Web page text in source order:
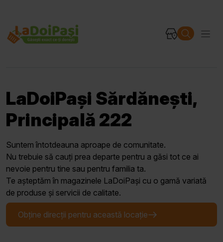
LaDoiPași Sărdănești,
Principală 222
Suntem întotdeauna aproape de comunitate.
Nu trebuie să cauți prea departe pentru a găsi tot ce ai
nevoie pentru tine sau pentru familia ta.
Te așteptăm în magazinele LaDoiPași cu o gamă variată
de produse și servicii de calitate.
Obține direcții pentru această locație